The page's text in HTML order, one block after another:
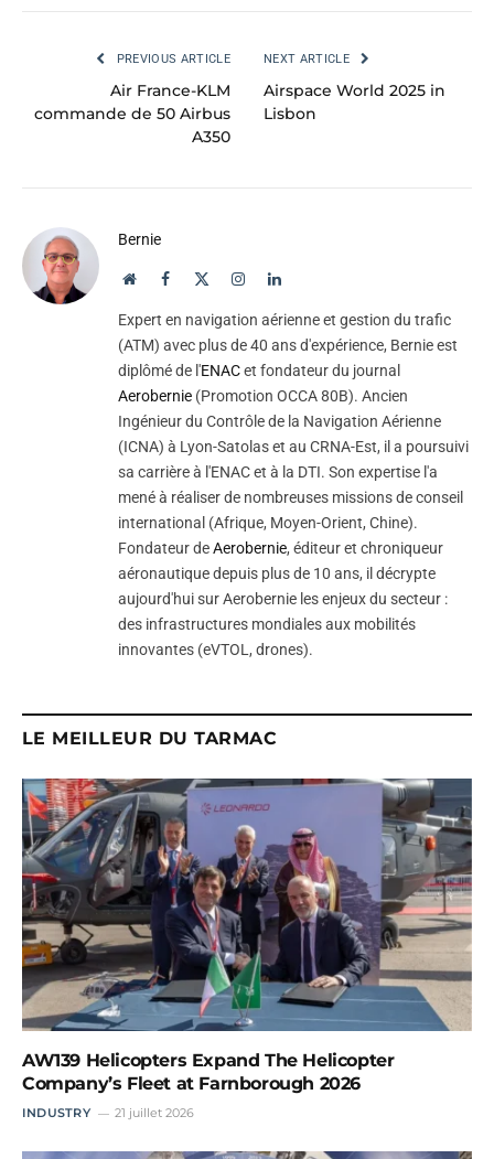
PREVIOUS ARTICLE
Air France-KLM
commande de 50 Airbus
A350
NEXT ARTICLE
Airspace World 2025 in
Lisbon
Bernie
WebsiteFacebook InstagramLinkedIn
Expert en navigation aérienne et gestion du trafic
(ATM) avec plus de 40 ans d'expérience, Bernie est
diplômé de l'ENACet fondateur du journal
Aerobernie (Promotion OCCA 80B). Ancien
Ingénieur du Contrôle de la Navigation Aérienne
(ICNA) à Lyon-Satolas et au CRNA-Est, il a poursuivi
sa carrière à l'ENAC et à la DTI. Son expertise l'a
mené à réaliser de nombreuses missions de conseil
international (Afrique, Moyen-Orient, Chine).
Fondateur deAerobernie, éditeur et chroniqueur
aéronautique depuis plus de 10 ans, il décrypte
aujourd'hui sur Aerobernie les enjeux du secteur :
des infrastructures mondiales aux mobilités
innovantes (eVTOL, drones).
LE MEILLEUR DU TARMAC
AW139 Helicopters Expand The Helicopter
Company’s Fleet at Farnborough 2026
INDUSTRY 21 juillet 2026